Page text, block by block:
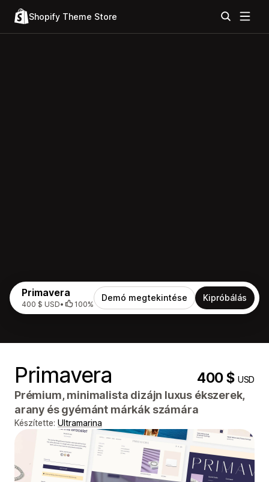
Shopify Theme Store
Primavera
400 $ USD• 100%
Demó megtekintése Kipróbálás
Primavera 400 $USD
Prémium, minimalista dizájn luxus ékszerek,
arany és gyémánt márkák számára
Készítette: Ultramarina